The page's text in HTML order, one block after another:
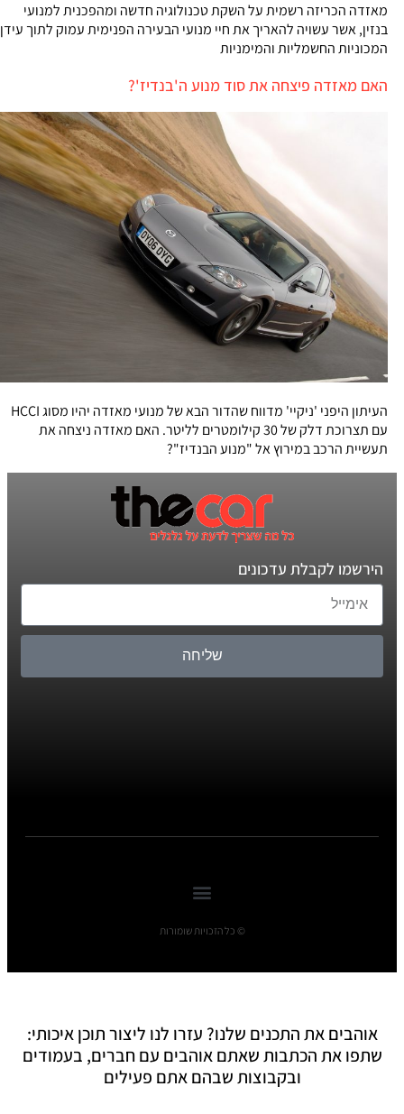
מאזדה הכריזה רשמית על השקת טכנולוגיה חדשה ומהפכנית למנועי
בנזין, אשר עשויה להאריך את חיי מנועי הבעירה הפנימית עמוק לתוך עידן
המכוניות החשמליות והמימניות
האם מאזדה פיצחה את סוד מנוע ה'בנדיז'?
העיתון היפני 'ניקיי' מדווח שהדור הבא של מנועי מאזדה יהיו מסוג HCCI
עם תצרוכת דלק של 30 קילומטרים לליטר. האם מאזדה ניצחה את
תעשיית הרכב במירוץ אל "מנוע הבנדיז"?
הירשמו לקבלת עדכונים
שליחה
© כל הזכויות שומורות
אוהבים את התכנים שלנו? עזרו לנו ליצור תוכן איכותי:
שתפו את הכתבות שאתם אוהבים עם חברים, בעמודים
ובקבוצות שבהם אתם פעילים